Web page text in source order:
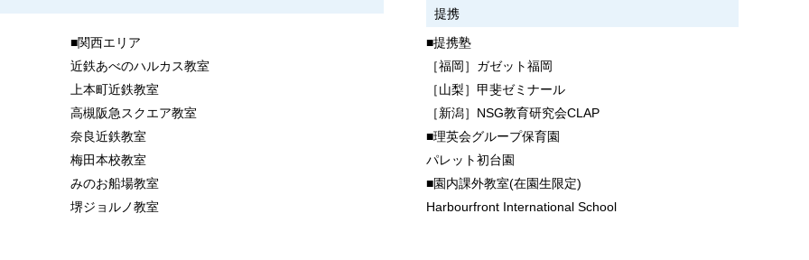
■関西エリア
近鉄あべのハルカス教室
上本町近鉄教室
高槻阪急スクエア教室
奈良近鉄教室
梅田本校教室
みのお船場教室
堺ジョルノ教室
提携
■提携塾
［福岡］ガゼット福岡
［山梨］甲斐ゼミナール
［新潟］NSG教育研究会CLAP
■理英会グループ保育園
パレット初台園
■園内課外教室(在園生限定)
Harbourfront International School